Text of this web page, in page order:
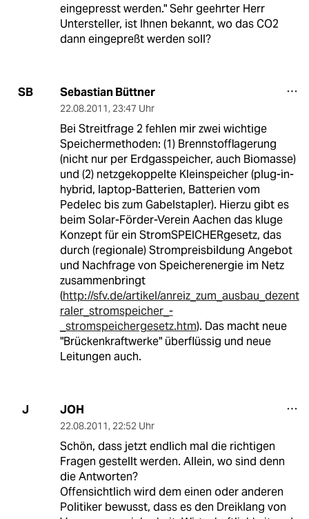
eingepresst werden." Sehr geehrter Herr
Untersteller, ist Ihnen bekannt, wo das CO2
dann eingepreßt werden soll?
SB Sebastian Büttner
22.08.2011, 23:47 Uhr
Bei Streitfrage 2 fehlen mir zwei wichtige
Speichermethoden: (1) Brennstofflagerung
(nicht nur per Erdgasspeicher, auch Biomasse)
und (2) netzgekoppelte Kleinspeicher (plug-in-
hybrid, laptop-Batterien, Batterien vom
Pedelec bis zum Gabelstapler). Hierzu gibt es
beim Solar-Förder-Verein Aachen das kluge
Konzept für ein StromSPEICHERgesetz, das
durch (regionale) Strompreisbildung Angebot
und Nachfrage von Speicherenergie im Netz
zusammenbringt
(http://sfv.de/artikel/anreiz_zum_ausbau_dezent
raler_stromspeicher_-
_stromspeichergesetz.htm). Das macht neue
"Brückenkraftwerke" überflüssig und neue
Leitungen auch.
J JOH
22.08.2011, 22:52 Uhr
Schön, dass jetzt endlich mal die richtigen
Fragen gestellt werden. Allein, wo sind denn
die Antworten?
Offensichtlich wird dem einen oder anderen
Politiker bewusst, dass es den Dreiklang von